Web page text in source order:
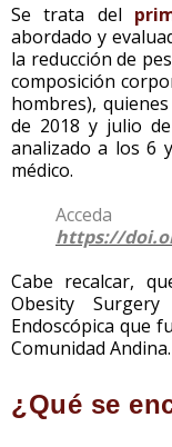
Se trata del
abordado y
la reducción de
composición
hombres),
de 2018 y julio
analizado a los 6
médico.
https://
Cabe recalcar,
Obesity
Endoscópica que
Comunidad Andina.
¿Qué se